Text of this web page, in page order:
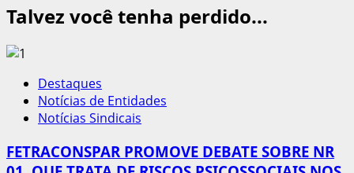
Talvez você tenha perdido...
Destaques
Notícias de Entidades
Notícias Sindicais
FETRACONSPAR PROMOVE DEBATE SOBRE NR